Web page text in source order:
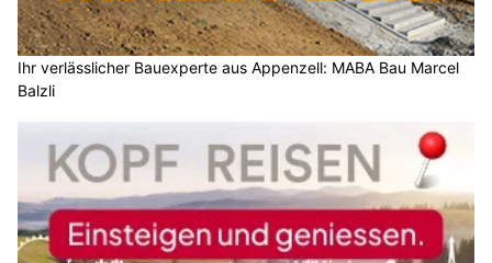
Ihr verlässlicher Bauexperte aus Appenzell: MABA Bau Marcel
Balzli